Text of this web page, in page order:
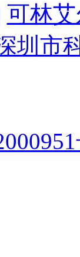
可林
圳市